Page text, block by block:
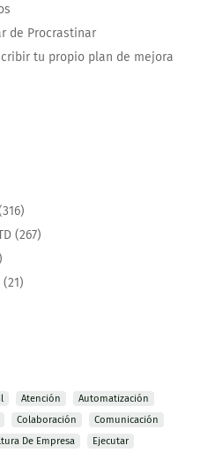
de Procrastinar
tu propio plan de mejora
(267)
Atención
Automatización
Colaboración
Comunicación
De Empresa
Ejecutar